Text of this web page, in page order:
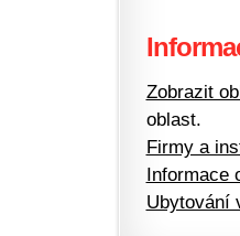
Zobrazit
oblast.
Firmy a
Informace
Ubytování